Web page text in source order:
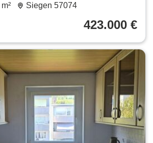
Siegen 57074
423.000 €